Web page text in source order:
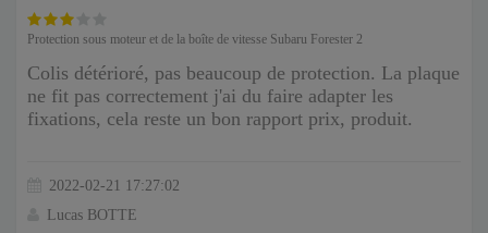
Protection sous moteur et de la boîte de vitesse Subaru Forester 2
Colis détérioré, pas beaucoup de protection. La plaque
ne fit pas correctement j'ai du faire adapter les
fixations, cela reste un bon rapport prix, produit.
2022-02-21 17:27:02
Lucas BOTTE